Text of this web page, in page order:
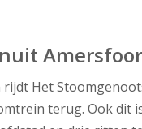
Het
terug. Ook dit